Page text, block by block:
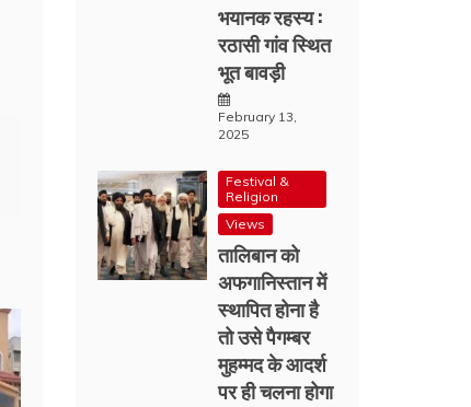
भयानक रहस्य :
रठासी गांव स्थित
भूत बावड़ी
February 13,
2025
Festival &
Religion
Views
तालिबान को
अफगानिस्तान में
स्थापित होना है
तो उसे पैगम्बर
मुहम्मद के आदर्श
पर ही चलना होगा